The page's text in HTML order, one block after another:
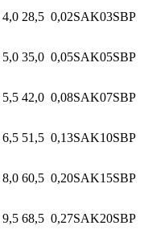
4,0 28,5 0,02SAK03SBP
5,0 35,0 0,05SAK05SBP
5,5 42,0 0,08SAK07SBP
6,5 51,5 0,13SAK10SBP
8,0 60,5 0,20SAK15SBP
9,5 68,5 0,27SAK20SBP